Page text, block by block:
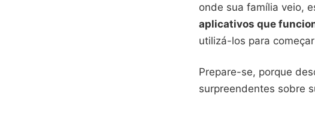
onde sua família veio,
aplicativos que
utilizá-los para
Prepare-se, porque
surpreendentes sobre